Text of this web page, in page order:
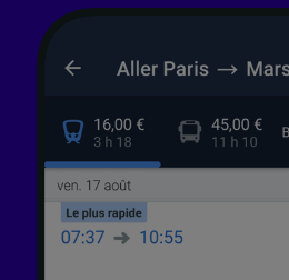
finalités suivantes :
précises. Analyser
l’identification. Stocker et/
informations sur un
contenu personnalisés,
performance des publicités
études d’audience et
services.
Liste de nos partenaires